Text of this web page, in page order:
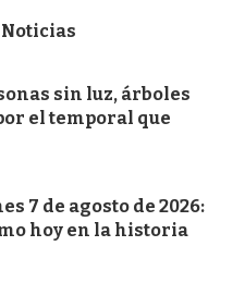
sin luz, árboles
el temporal que
7 de agosto de 2026:
hoy en la historia